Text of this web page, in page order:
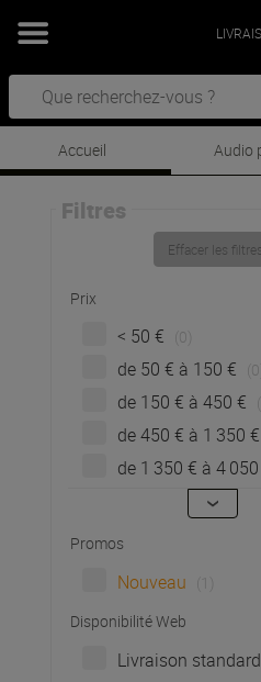
Accueil Audio
Filtres
Effacer les filtres
Prix
< 50 € (0)
de 50 € à 150 € (0)
de 150 € à 450 €
de 450 € à 1 350 €
de 1 350 € à 4
Promos
Nouveau
Disponibilité Web
Livraison standard